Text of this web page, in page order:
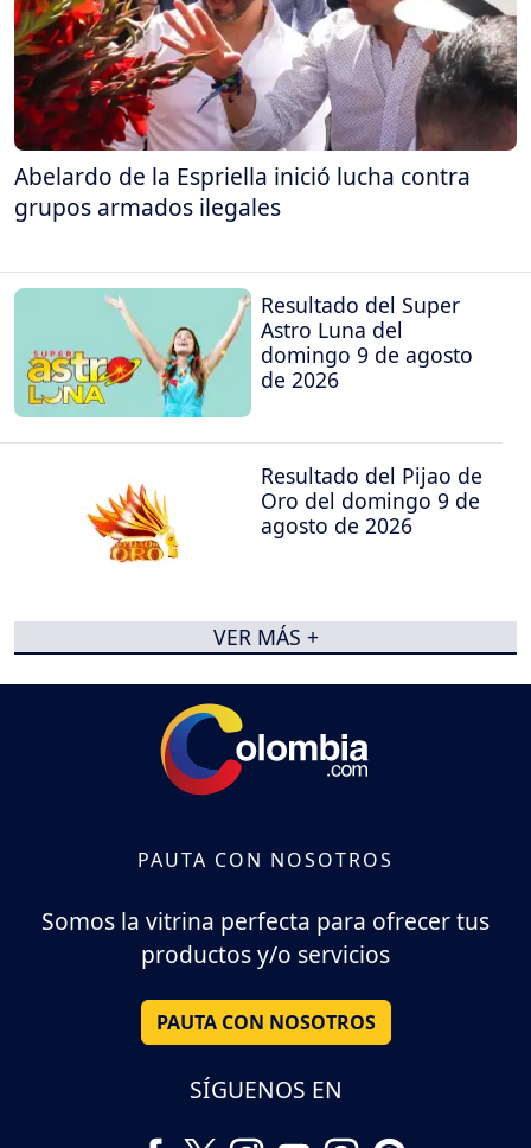
Abelardo de la Espriella inició lucha contra
grupos armados ilegales
Resultado del Super
Astro Luna del
domingo 9 de agosto
de 2026
Resultado del Pijao de
Oro del domingo 9 de
agosto de 2026
VER MÁS +
PAUTA CON NOSOTROS
Somos la vitrina perfecta para ofrecer tus
productos y/o servicios
PAUTA CON NOSOTROS
SÍGUENOS EN